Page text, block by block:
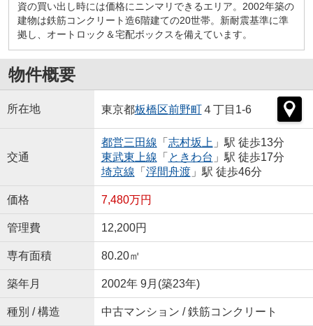
資の買い出し時には価格にニンマリできるエリア。2002年築の
建物は鉄筋コンクリート造6階建ての20世帯。新耐震基準に準
拠し、オートロック＆宅配ボックスを備えています。
物件概要
所在地 東京都板橋区前野町４丁目1-6
交通
都営三田線 「 志村坂上 」駅 徒歩13分
東武東上線 「 ときわ台 」駅 徒歩17分
埼京線 「 浮間舟渡」駅 徒歩46分
価格 7,480万円
管理費 12,200円
専有面積 80.20㎡
築年月 2002年 9月(築23年)
種別 / 構造 中古マンション / 鉄筋コンクリート